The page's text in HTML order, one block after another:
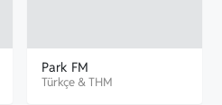
Park FM
Türkçe&THM